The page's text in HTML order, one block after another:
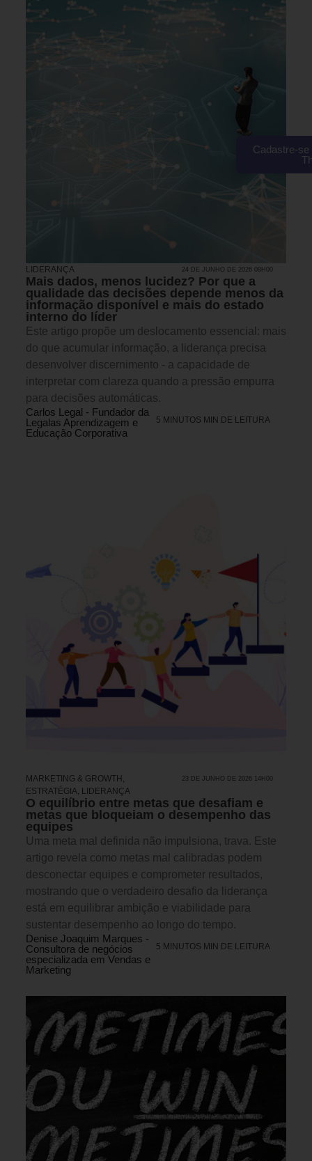
LIDERANÇA 24 DE JUNHO DE 2026 08H00
Mais dados, menos lucidez? Por que a
qualidade das decisões depende menos da
informação disponível e mais do estado
interno do líder
Este artigo propõe um deslocamento essencial: mais
do que acumular informação, a liderança precisa
desenvolver discernimento - a capacidade de
interpretar com clareza quando a pressão empurra
para decisões automáticas.
Carlos Legal - Fundador da
Legalas Aprendizagem e
Educação Corporativa
5 MINUTOS MIN DE LEITURA
MARKETING & GROWTH ,
ESTRATÉGIA, LIDERANÇA
23 DE JUNHO DE 2026 14H00
O equilíbrio entre metas que desafiam e
metas que bloqueiam o desempenho das
equipes
Uma meta mal definida não impulsiona, trava. Este
artigo revela como metas mal calibradas podem
desconectar equipes e comprometer resultados,
mostrando que o verdadeiro desafio da liderança
está em equilibrar ambição e viabilidade para
sustentar desempenho ao longo do tempo.
Denise Joaquim Marques -
Consultora de negócios
especializada em Vendas e
Marketing
5 MINUTOS MIN DE LEITURA
Cadastre-